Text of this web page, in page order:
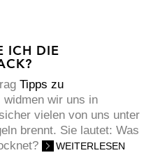
ICH DIE
Tipps zu
wir uns in
vielen von uns unter
brennt. Sie lautet: Was
WEITERLESEN